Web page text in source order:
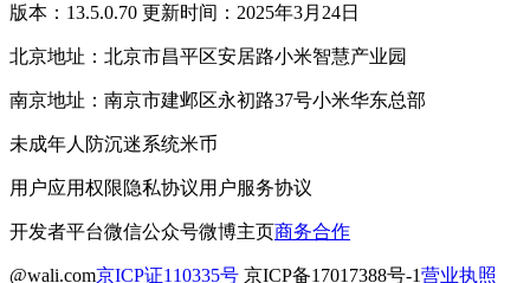
版本：13.5.0.70 更新时间：2025年3月24日
北京地址：北京市昌平区安居路小米智慧产业园
南京地址：南京市建邺区永初路37号小米华东总部
未成年人防沉迷系统米币
用户应用权限隐私协议用户服务协议
开发者平台微信公众号微博主页商务合作
@wali.com京ICP证110335号 京ICP备17017388号-1营业执照